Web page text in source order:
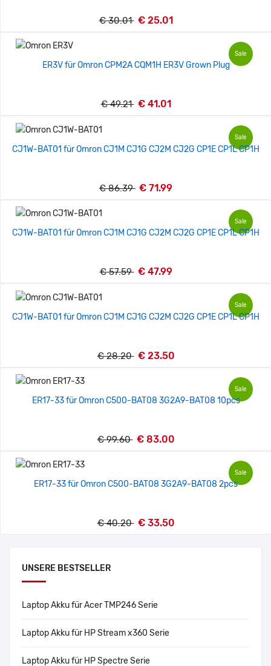
UNSERE BESTSELLER
Laptop Akku für Acer TMP246 Serie
Laptop Akku für HP Stream x360 Serie
Laptop Akku für HP Spectre Serie
€ 30.01 € 25.01
Sale
ER3V für Omron CPM2A CQM1H ER3V Grown Plug
€ 49.21 € 41.01
Sale
CJ1W-BAT01 für Omron CJ1M CJ1G CJ2M CJ2G CP1E CP1L CP1H
€ 86.39 € 71.99
Sale
CJ1W-BAT01 für Omron CJ1M CJ1G CJ2M CJ2G CP1E CP1L CP1H
€ 57.59 € 47.99
Sale
CJ1W-BAT01 für Omron CJ1M CJ1G CJ2M CJ2G CP1E CP1L CP1H
€ 28.20 € 23.50
Sale
ER17-33 für Omron C500-BAT08 3G2A9-BAT08 10pcs
€ 99.60 € 83.00
Sale
ER17-33 für Omron C500-BAT08 3G2A9-BAT08 2pcs
€ 40.20 € 33.50